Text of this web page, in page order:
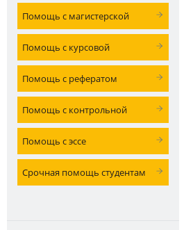
Помощь с магистерской
Помощь с курсовой
Помощь с рефератом
Помощь с контрольной
Помощь с эссе
Срочная помощь студентам